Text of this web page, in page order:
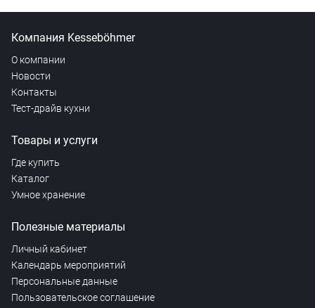
Компания Kesseböhmer
О компании
Новости
Контакты
Тест-драйв кухни
Товары и услуги
Где купить
Каталог
Умное хранение
Полезные материалы
Личный кабинет
Календарь мероприятий
Персональные данные
Пользовательское соглашение